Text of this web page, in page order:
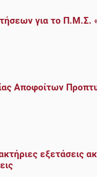
για το Π.Μ.Σ.
Αποφοίτων
εξετάσεις